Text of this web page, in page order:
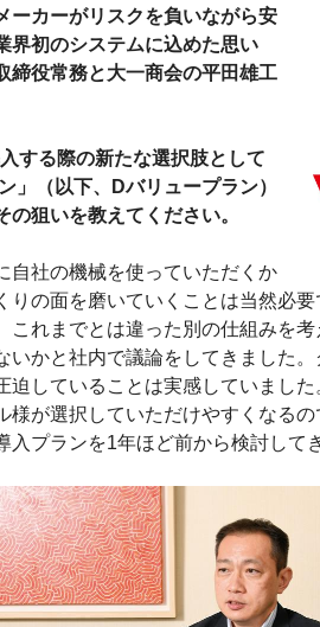
ーカーがリスクを負いながら安
界初のシステムに込めた思い
締役常務と大一商会の平田雄工
する際の新たな選択肢として
」（以下、Dバリュープラン）
狙いを教えてください。
社の機械を使っていただくか
りの面を磨いていくことは当然必
これまでとは違った別の仕組みを
いかと社内で議論をしてきました
迫していることは実感していまし
様が選択していただけやすくなる
入プランを1年ほど前から検討して